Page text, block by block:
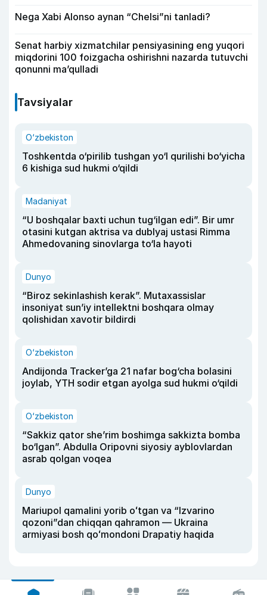
Nega Xabi Alonso aynan “Chelsi”ni tanladi?
Senat harbiy xizmatchilar pensiyasining eng yuqori
miqdorini 100 foizgacha oshirishni nazarda tutuvchi
qonunni ma’qulladi
Tavsiyalar
O‘zbekiston
Toshkentda o‘pirilib tushgan yo‘l qurilishi bo‘yicha
6 kishiga sud hukmi o‘qildi
Madaniyat
“U boshqalar baxti uchun tug‘ilgan edi”. Bir umr
otasini kutgan aktrisa va dublyaj ustasi Rimma
Ahmedovaning sinovlarga to‘la hayoti
Dunyo
“Biroz sekinlashish kerak”. Mutaxassislar
insoniyat sun’iy intellektni boshqara olmay
qolishidan xavotir bildirdi
O‘zbekiston
Andijonda Tracker’ga 21 nafar bog‘cha bolasini
joylab, YTH sodir etgan ayolga sud hukmi o‘qildi
O‘zbekiston
“Sakkiz qator she’rim boshimga sakkizta bomba
bo‘lgan”. Abdulla Oripovni siyosiy ayblovlardan
asrab qolgan voqea
Dunyo
Mariupol qamalini yorib oʻtgan va “Izvarino
qozoni”dan chiqqan qahramon — Ukraina
armiyasi bosh qoʻmondoni Drapatiy haqida